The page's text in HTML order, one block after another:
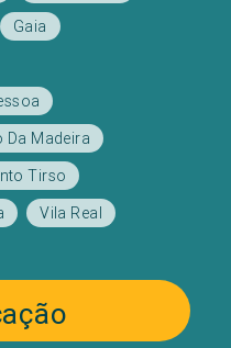
Gaia
Da Madeira
Tirso
Vila Real